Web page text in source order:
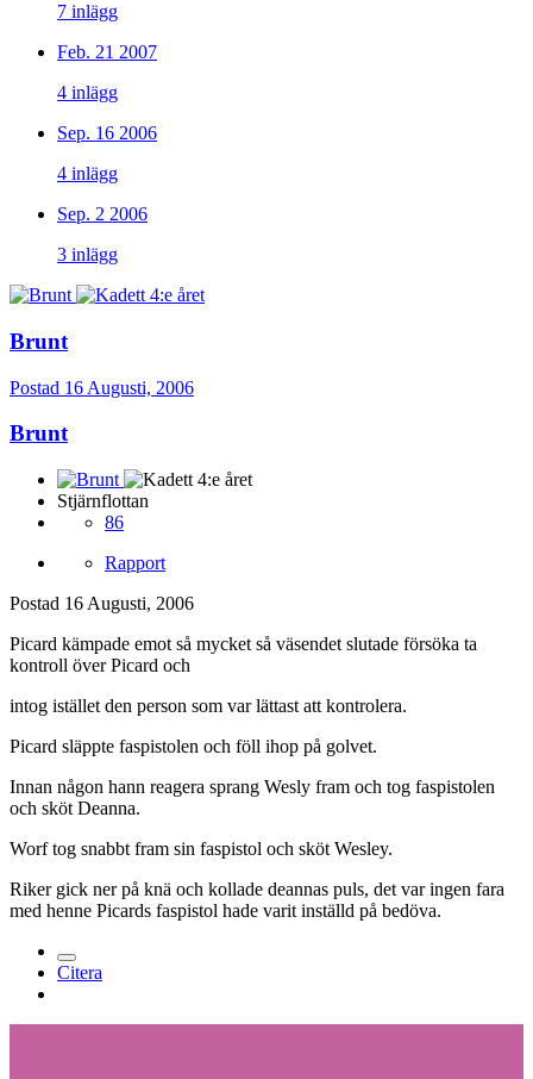
7 inlägg
Feb. 21 2007
4 inlägg
Sep. 16 2006
4 inlägg
Sep. 2 2006
3 inlägg
Brunt
Postad 16 Augusti, 2006
Brunt
Stjärnflottan
86
Rapport
Postad 16 Augusti, 2006
Picard kämpade emot så mycket så väsendet slutade försöka ta
kontroll över Picard och
intog istället den person som var lättast att kontrolera.
Picard släppte faspistolen och föll ihop på golvet.
Innan någon hann reagera sprang Wesly fram och tog faspistolen
och sköt Deanna.
Worf tog snabbt fram sin faspistol och sköt Wesley.
Riker gick ner på knä och kollade deannas puls, det var ingen fara
med henne Picards faspistol hade varit inställd på bedöva.
Citera